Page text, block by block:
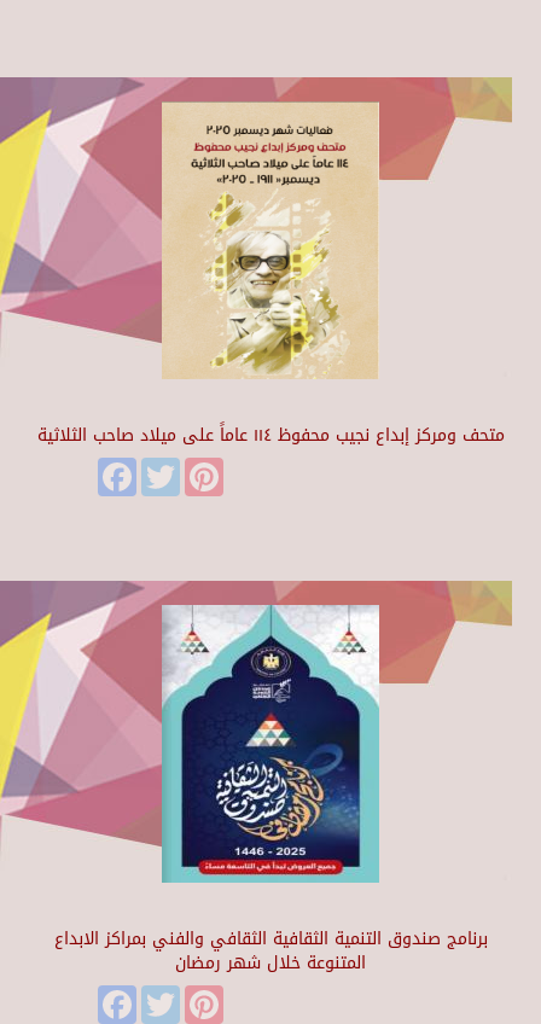
متحف ومركز إبداع نجيب محفوظ ١١٤ عاماً على ميلاد صاحب الثلاثية
FacebookTwitter
برنامج صندوق التنمية الثقافية الثقافي والفني بمراكز الابداع
المتنوعة خلال شهر رمضان
FacebookTwitter